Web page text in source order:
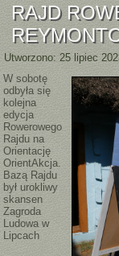
RAJD
Utworzono: 25 lipiec
W sobotę
odbyła się
kolejna
edycja
Rowerowego
Rajdu na
Orientację
OrientAkcja.
Bazą Rajdu
był urokliwy
skansen
Zagroda
Ludowa w
Lipcach